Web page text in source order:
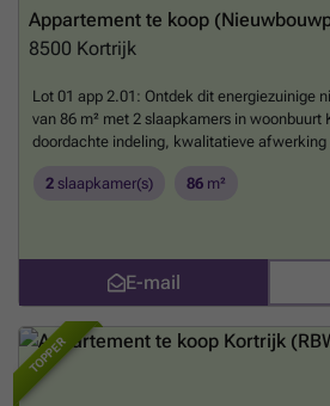
Appartement te koop
8500 Kortrijk
Lot 01 app 2.01: Ontdek dit energiezuinige
van 86 m² met 2 slaapkamers in woonbuurt
doordachte indeling, kwalitatieve afwerking
appartement beschikt bovendien over een
waterwarmtepomp geniet je van een
een laag energieverbruik.Kortrijk Vetex is
woonbuurt op de historische Vetex-site,
woont er op wandelafstand van winkels,
vervoer, met een nieuw buurtpark als
of bel naar ###Meer weten?
2 slaapkamer(s) 86 m²
E-mail
TOPPER